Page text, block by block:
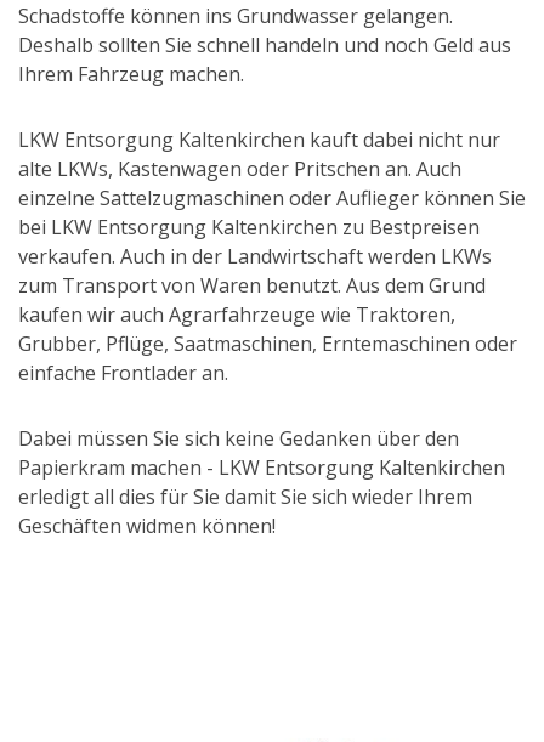
Schadstoffe können ins Grundwasser gelangen.
Deshalb sollten Sie schnell handeln und noch Geld aus
Ihrem Fahrzeug machen.
LKW Entsorgung Kaltenkirchen kauft dabei nicht nur
alte LKWs, Kastenwagen oder Pritschen an. Auch
einzelne Sattelzugmaschinen oder Auflieger können Sie
bei LKW Entsorgung Kaltenkirchen zu Bestpreisen
verkaufen. Auch in der Landwirtschaft werden LKWs
zum Transport von Waren benutzt. Aus dem Grund
kaufen wir auch Agrarfahrzeuge wie Traktoren,
Grubber, Pflüge, Saatmaschinen, Erntemaschinen oder
einfache Frontlader an.
Dabei müssen Sie sich keine Gedanken über den
Papierkram machen - LKW Entsorgung Kaltenkirchen
erledigt all dies für Sie damit Sie sich wieder Ihrem
Geschäften widmen können!